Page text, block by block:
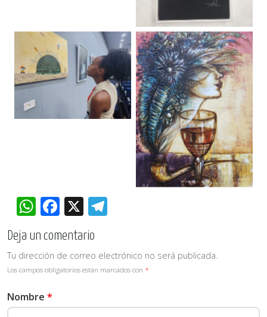
WhatsApp
Facebook
X
Deja un comentario
Tu dirección de correo electrónico no será publicada.
Los campos obligatorios están marcados con *
Nombre *